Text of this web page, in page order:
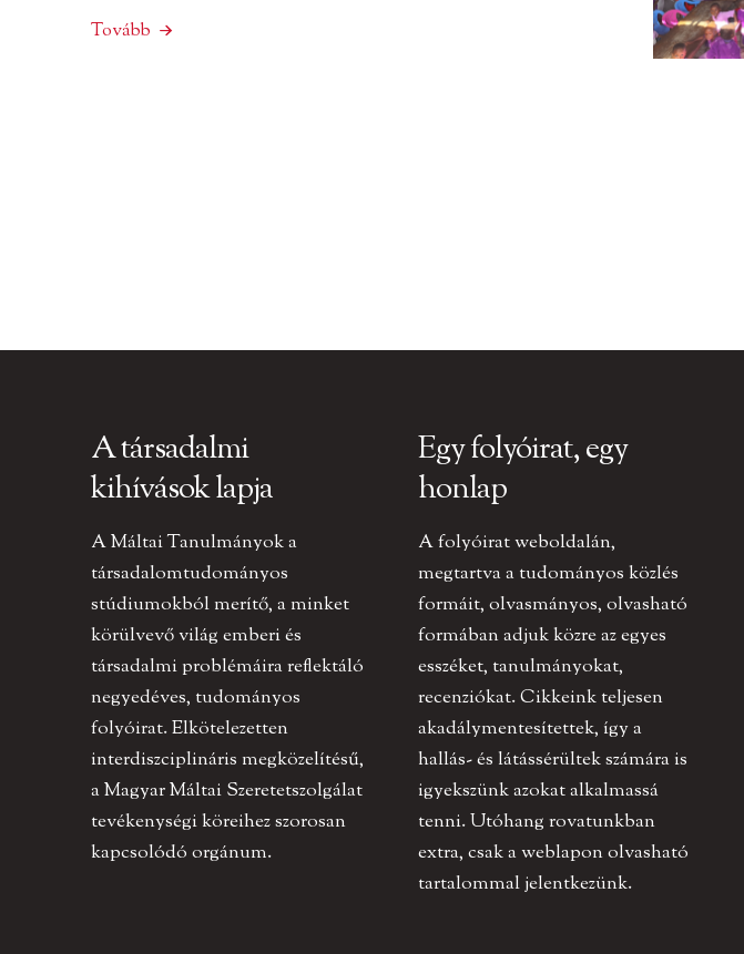
Tovább
A társadalmi
kihívások lapja
A Máltai Tanulmányok a
társadalomtudományos
stúdiumokból merítő, a minket
körülvevő világ emberi és
társadalmi problémáira reflektáló
negyedéves, tudományos
folyóirat. Elkötelezetten
interdiszciplináris megközelítésű,
a Magyar Máltai Szeretetszolgálat
tevékenységi köreihez szorosan
kapcsolódó orgánum.
Egy folyóirat, egy
honlap
A folyóirat weboldalán,
megtartva a tudományos közlés
formáit, olvasmányos, olvasható
formában adjuk közre az egyes
esszéket, tanulmányokat,
recenziókat. Cikkeink teljesen
akadálymentesítettek, így a
hallás- és látássérültek számára is
igyekszünk azokat alkalmassá
tenni. Utóhang rovatunkban
extra, csak a weblapon olvasható
tartalommal jelentkezünk.